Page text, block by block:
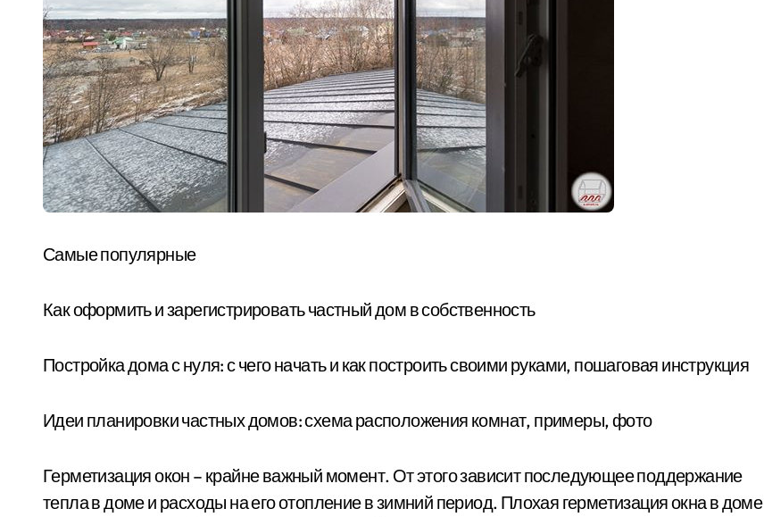
Самые популярные
Как оформить и зарегистрировать частный дом в собственность
Постройка дома с нуля: с чего начать и как построить своими руками, пошаговая инструкция
Идеи планировки частных домов: схема расположения комнат, примеры, фото
Герметизация окон – крайне важный момент. От этого зависит последующее поддержание
тепла в доме и расходы на его отопление в зимний период. Плохая герметизация окна в доме